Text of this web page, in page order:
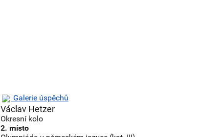
Galerie úspěchů
Václav Hetzer
Okresní kolo
2. místo